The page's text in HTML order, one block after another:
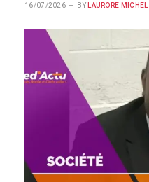
16/07/2026 BY LAURORE MICHEL